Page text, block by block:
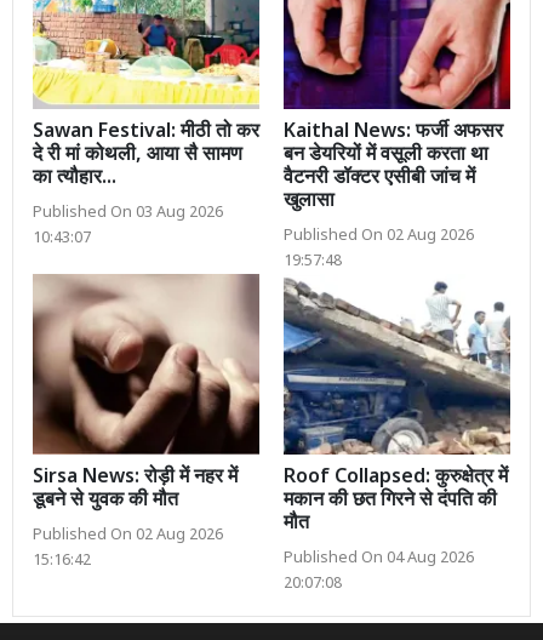
Sawan Festival: मीठी तो कर
दे री मां कोथली, आया सै सामण
का त्यौहार...
Published On 03 Aug 2026
10:43:07
Kaithal News: फर्जी अफसर
बन डेयरियों में वसूली करता था
वैटनरी डॉक्टर एसीबी जांच में
खुलासा
Published On 02 Aug 2026
19:57:48
Sirsa News: रोड़ी में नहर में
डूबने से युवक की मौत
Published On 02 Aug 2026
15:16:42
Roof Collapsed: कुरुक्षेत्र में
मकान की छत गिरने से दंपति की
मौत
Published On 04 Aug 2026
20:07:08